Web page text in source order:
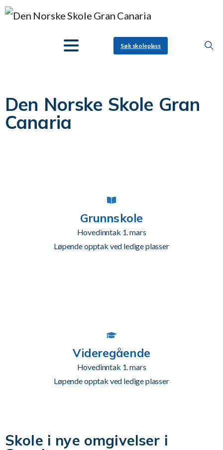
Søk skoleplass
Den Norske Skole Gran
Canaria
Grunnskole
Hovedinntak 1. mars
Løpende opptak ved ledige plasser
Videregående
Hovedinntak 1. mars
Løpende opptak ved ledige plasser
Skole i nye omgivelser i